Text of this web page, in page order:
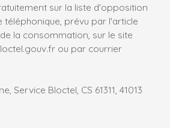
sur la liste d'opposition
téléphonique, prévu par l'article
la consommation, sur le site
ou par courrier
Service Bloctel, CS 61311, 41013